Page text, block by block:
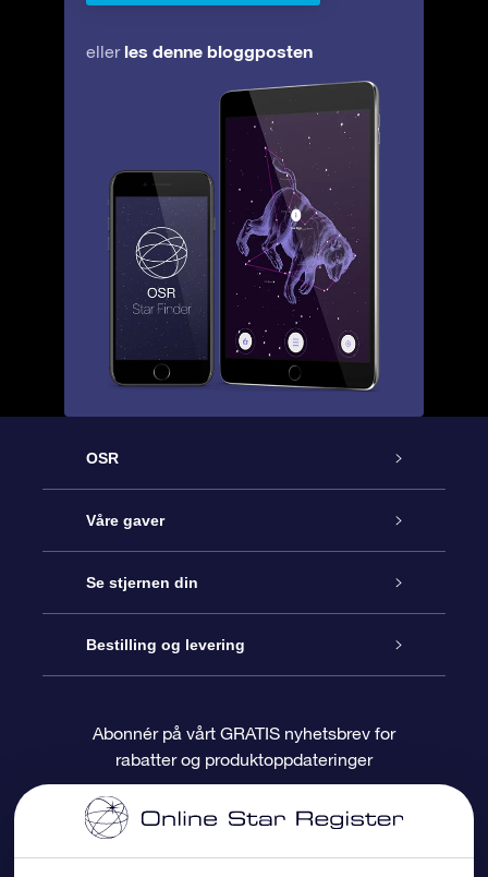
eller les denne bloggposten
OSR
Kundeservice
Kontakt oss
Bloggen
Anmeldelser
Våre gaver
Online Stjernegave
OSR Gavepakke
OSR-gavekortet
Bedriftsgaver
Se stjernen din
Star Register
Pesontilpasset stjerneside
One Million Stars
Bestilling og levering
Betalingsinformasjon
Fraktinformasjon
Abonnér på vårt GRATIS nyhetsbrev for
rabatter og produktoppdateringer